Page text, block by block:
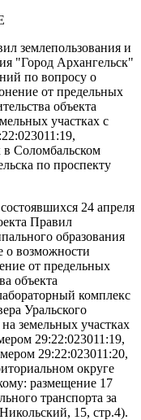
землепользования и
"Город Архангельск"
по вопросу о
от предельных
объекта
участках с
в Соломбальском
по проспекту
24 апреля
Правил
образования
о возможности
от предельных
объекта
комплекс
Уральского
земельных участках
29:22:023011:19,
29:22:023011:20,
округе
размещение 17
транспорта за
15, стр.4).